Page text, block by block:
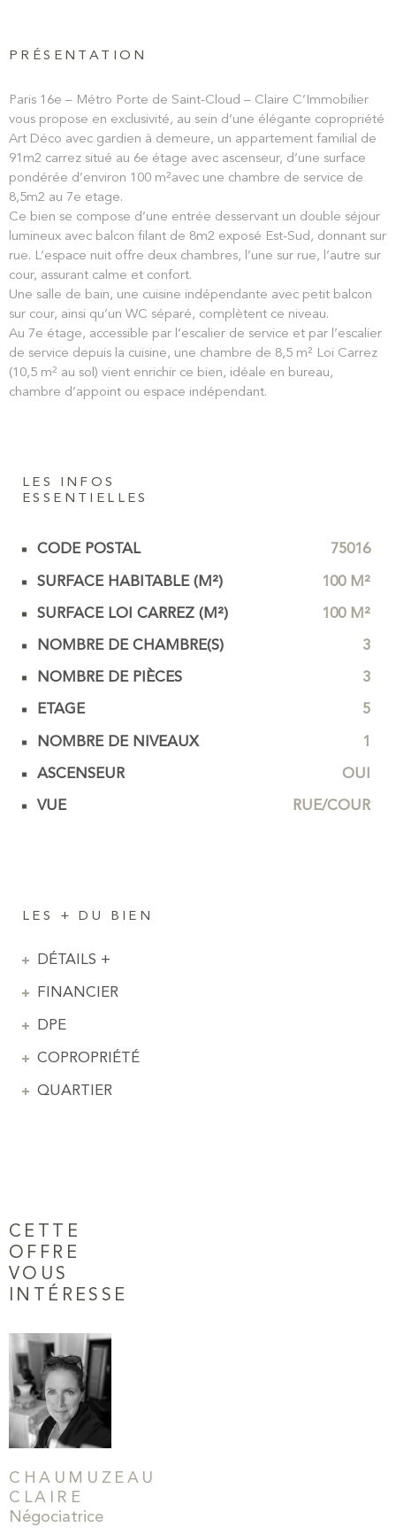
PRÉSENTATION
Paris 16e – Métro Porte de Saint-Cloud – Claire C’Immobilier
vous propose en exclusivité, au sein d’une élégante copropriété
Art Déco avec gardien à demeure, un appartement familial de
91m2 carrez situé au 6e étage avec ascenseur, d’une surface
pondérée d’environ 100 m²avec une chambre de service de
8,5m2 au 7e etage.
Ce bien se compose d’une entrée desservant un double séjour
lumineux avec balcon filant de 8m2 exposé Est-Sud, donnant sur
rue. L’espace nuit offre deux chambres, l’une sur rue, l’autre sur
cour, assurant calme et confort.
Une salle de bain, une cuisine indépendante avec petit balcon
sur cour, ainsi qu’un WC séparé, complètent ce niveau.
Au 7e étage, accessible par l’escalier de service et par l’escalier
de service depuis la cuisine, une chambre de 8,5 m² Loi Carrez
(10,5 m² au sol) vient enrichir ce bien, idéale en bureau,
chambre d’appoint ou espace indépendant.
LES INFOS
ESSENTIELLES
Caractérisque Valeurs
CODE POSTAL 75016
SURFACE HABITABLE (M²) 100 M²
SURFACE LOI CARREZ (M²) 100 M²
NOMBRE DE CHAMBRE(S) 3
NOMBRE DE PIÈCES 3
ETAGE 5
NOMBRE DE NIVEAUX 1
ASCENSEUR OUI
VUE RUE/COUR
LES + DU BIEN
DÉTAILS +
FINANCIER
DPE
COPROPRIÉTÉ
QUARTIER
CETTE
OFFRE
VOUS
INTÉRESSE
CHAUMUZEAU
CLAIRE
Négociatrice